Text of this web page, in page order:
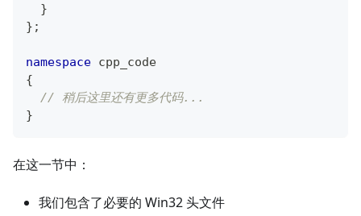
}
} ;
namespace cpp_code
{
// 稍后这里还有更多代码...
}
在这一节中：
我们包含了必要的 Win32 头文件